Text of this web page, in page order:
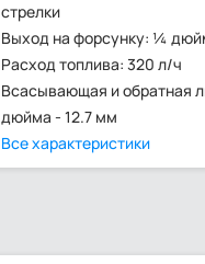
стрелки
Выход на форсунку: ¼
Расход топлива: 320 л/ч
Всасывающая и обратная
дюйма - 12.7 мм
Все характеристики